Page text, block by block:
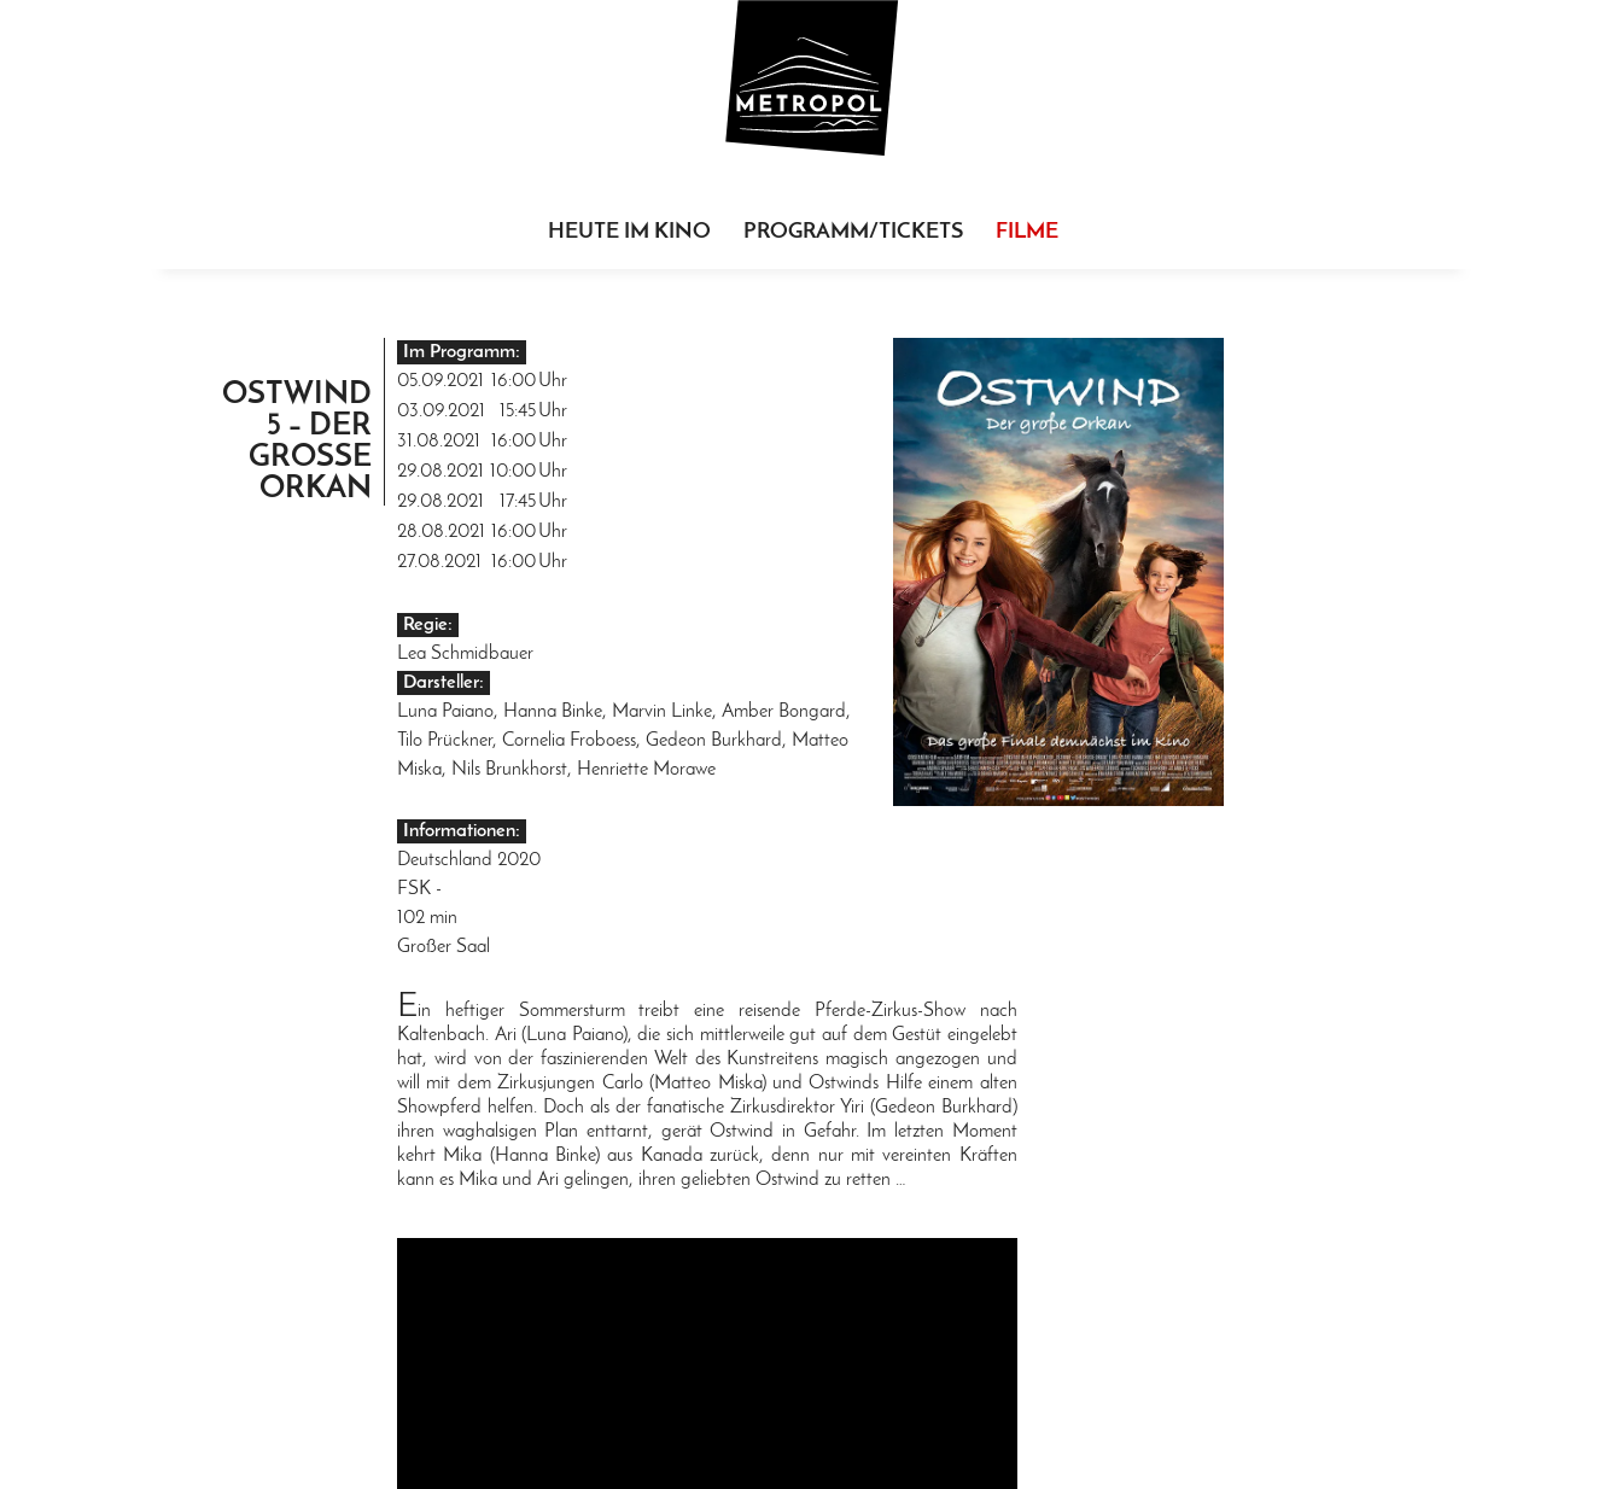
HEUTE IM KINO PROGRAMM/TICKETS FILME
OSTWIND
5 – DER
GROSSE O
RKAN
Im Programm:
05.09.2021
16:00Uhr
03.09.2021
15:45Uhr
31.08.2021
16:00Uhr
29.08.2021
10:00Uhr
29.08.2021
17:45Uhr
28.08.2021
16:00Uhr
27.08.2021
16:00Uhr
Regie:
Lea Schmidbauer
Darsteller:
Luna Paiano, Hanna Binke, Marvin Linke, Amber Bongard,
Tilo Prückner, Cornelia Froboess, Gedeon Burkhard, Matteo
Miska, Nils Brunkhorst, Henriette Morawe
Informationen:
Deutschland 2020
FSK -
102 min
Großer Saal
Ein heftiger Sommersturm treibt eine reisende Pferde-Zirkus-Show nach
Kaltenbach. Ari (Luna Paiano), die sich mittlerweile gut auf dem Gestüt eingelebt
hat, wird von der faszinierenden Welt des Kunstreitens magisch angezogen und
will mit dem Zirkusjungen Carlo (Matteo Miska) und Ostwinds Hilfe einem alten
Showpferd helfen. Doch als der fanatische Zirkusdirektor Yiri (Gedeon Burkhard)
ihren waghalsigen Plan enttarnt, gerät Ostwind in Gefahr. Im letzten Moment
kehrt Mika (Hanna Binke) aus Kanada zurück, denn nur mit vereinten Kräften
kann es Mika und Ari gelingen, ihren geliebten Ostwind zu retten …